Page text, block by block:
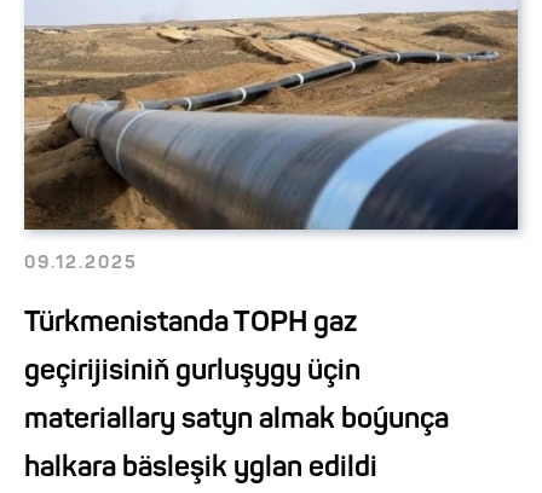
09.12.2025
Türkmenistanda TOPH gaz
geçirijisiniň gurluşygy üçin
materiallary satyn almak boýunça
halkara bäsleşik yglan edildi